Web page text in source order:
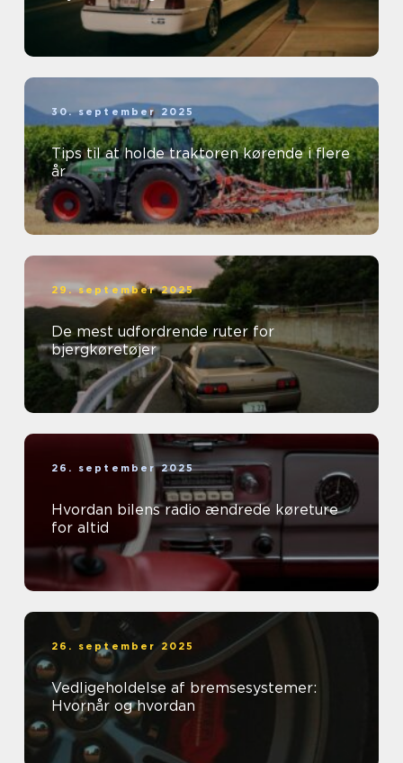
30. september 2025
Tips til at holde traktoren kørende i flere
år
29. september 2025
De mest udfordrende ruter for
bjergkøretøjer
26. september 2025
Hvordan bilens radio ændrede køreture
for altid
26. september 2025
Vedligeholdelse af bremsesystemer:
Hvornår og hvordan